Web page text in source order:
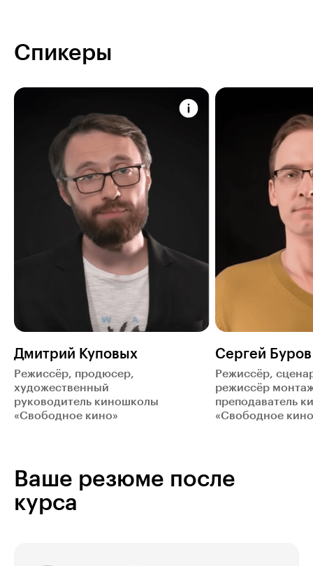
Спикеры
Дмитрий Куповых
Режиссёр, продюсер,
художественный
руководитель киношколы
«Свободное кино»
Сергей Буров
Режиссёр,
режиссёр
преподаватель
«Свободное
Ваше резюме после
курса